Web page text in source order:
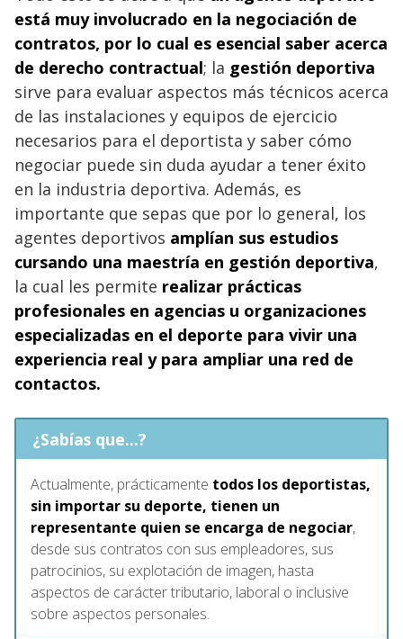
está muy involucrado en la negociación de
contratos, por lo cual es esencial saber acerca
de derecho contractual; la gestión deportiva
sirve para evaluar aspectos más técnicos acerca
de las instalaciones y equipos de ejercicio
necesarios para el deportista y saber cómo
negociar puede sin duda ayudar a tener éxito
en la industria deportiva. Además, es
importante que sepas que por lo general, los
agentes deportivos amplían sus estudios
cursando una maestría en gestión deportiva,
la cual les permite realizar prácticas
profesionales en agencias u organizaciones
especializadas en el deporte para vivir una
experiencia real y para ampliar una red de
contactos.
¿Sabías que...?
Actualmente, prácticamente todos los deportistas,
sin importar su deporte, tienen un
representante quien se encarga de negociar,
desde sus contratos con sus empleadores, sus
patrocinios, su explotación de imagen, hasta
aspectos de carácter tributario, laboral o inclusive
sobre aspectos personales.